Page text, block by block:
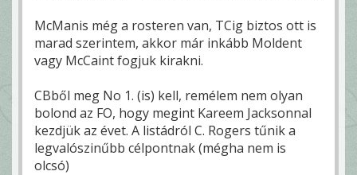
McManis még a rosteren van, TCig biztos ott is
marad szerintem, akkor már inkább Moldent
vagy McCaint fogjuk kirakni.
CBből meg No 1. (is) kell, remélem nem olyan
bolond az FO, hogy megint Kareem Jacksonnal
kezdjük az évet. A listádról C. Rogers tűnik a
legvalószinűbb célpontnak (mégha nem is
olcsó)